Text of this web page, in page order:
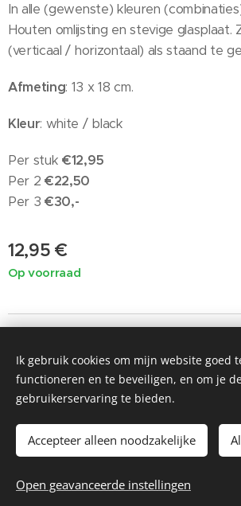
In alle (gewenste) kleuren
Houten omlijsting en stevige glasplaat.
(verticaal / horizontaal) als staand te
Afmeting: 13 x 18 cm.
Kleur: white / black
Per stuk€12,95
Per 2€22,50
Per 3€30,-
12,95 €
Op voorraad
©2019 Painted by Me / Heart 4 Art, alle
voor de kunst
Ik gebruik cookies om mijn website goed
functioneren en te beveiligen, en om je
gebruikerservaring te bieden.
Accepteer alleen noodzakelijke
Open geavanceerde instellingen